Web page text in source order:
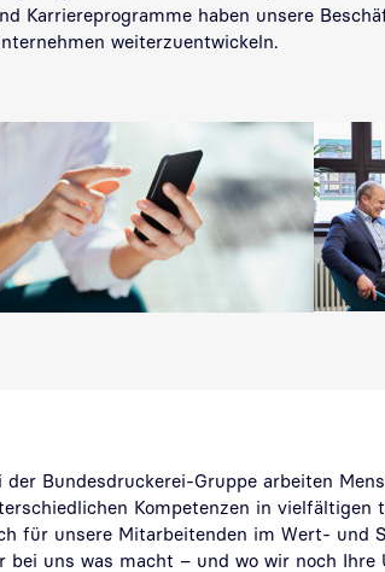
Karriereprogramme haben unsere
weiterzuentwickeln.
der Bundesdruckerei-Gruppe arbeiten
Kompetenzen in vielfältigen
für unsere Mitarbeitenden im Wert- und
bei uns was macht – und wo wir noch